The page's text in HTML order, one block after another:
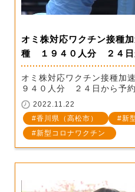
オミ株対応ワクチン接種
種 １９４０人分 ２４日
オミ株対応ワクチン接種
９４０人分 ２４日から予約
2022.11.22
香川県（高松市）
新
新型コロナワクチン